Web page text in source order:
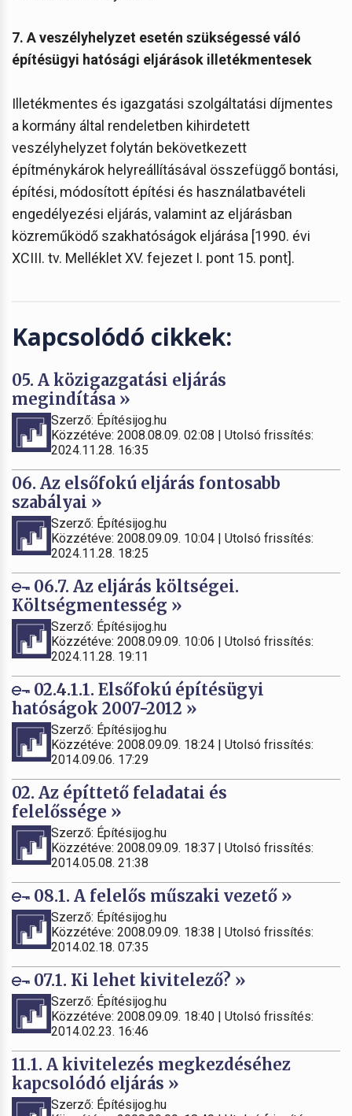
7. Aveszélyhelyzet esetén szükségessé váló
építésügyi hatósági eljárások illetékmentesek
Illetékmentes és igazgatási szolgáltatási díjmentes
a kormány által rendeletben kihirdetett
veszélyhelyzet folytán bekövetkezett
építménykárok helyreállításával összefüggő bontási,
építési, módosított építési és használatbavételi
engedélyezési eljárás, valamint az eljárásban
közreműködő szakhatóságok eljárása [1990. évi
XCIII. tv. Melléklet XV. fejezet I. pont 15. pont].
Kapcsolódó cikkek:
05. A közigazgatási eljárás
megindítása »
Szerző: Építésijog.hu
Közzétéve: 2008.08.09. 02:08 | Utolsó frissítés:
2024.11.28. 16:35
06. Az elsőfokú eljárás fontosabb
szabályai »
Szerző: Építésijog.hu
Közzétéve: 2008.09.09. 10:04 | Utolsó frissítés:
2024.11.28. 18:25
06.7. Az eljárás költségei.
Költségmentesség »
Szerző: Építésijog.hu
Közzétéve: 2008.09.09. 10:06 | Utolsó frissítés:
2024.11.28. 19:11
02.4.1.1. Elsőfokú építésügyi
hatóságok 2007-2012 »
Szerző: Építésijog.hu
Közzétéve: 2008.09.09. 18:24 | Utolsó frissítés:
2014.09.06. 17:29
02. Az építtető feladatai és
felelőssége »
Szerző: Építésijog.hu
Közzétéve: 2008.09.09. 18:37 | Utolsó frissítés:
2014.05.08. 21:38
08.1. A felelős műszaki vezető »
Szerző: Építésijog.hu
Közzétéve: 2008.09.09. 18:38 | Utolsó frissítés:
2014.02.18. 07:35
07.1. Ki lehet kivitelező? »
Szerző: Építésijog.hu
Közzétéve: 2008.09.09. 18:40 | Utolsó frissítés:
2014.02.23. 16:46
11.1. A kivitelezés megkezdéséhez
kapcsolódó eljárás »
Szerző: Építésijog.hu